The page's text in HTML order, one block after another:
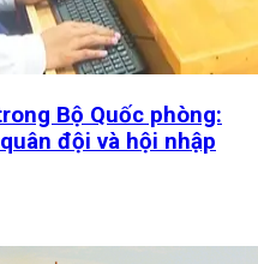
Bộ Quốc phòng:
đội và hội nhập